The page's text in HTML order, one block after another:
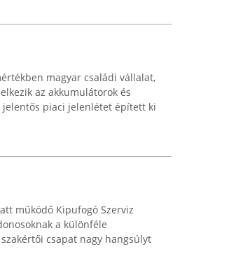
magyar családi vállalat,
az akkumulátorok és
piaci jelenlétet épített ki
működő Kipufogó Szerviz
a különféle
csapat nagy hangsúlyt